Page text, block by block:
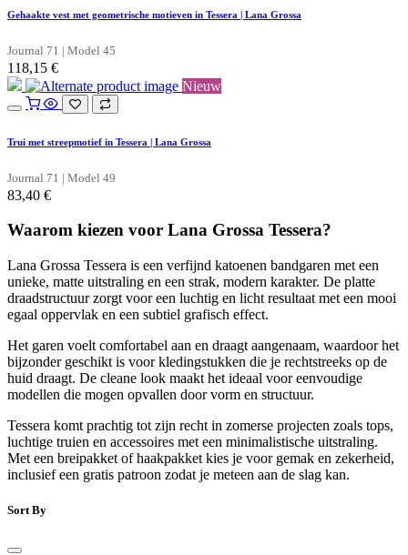
Gehaakte vest met geometrische motieven in Tessera | Lana Grossa
Journal 71 | Model 45
118,15 €
Nieuw
Trui met streepmotief in Tessera | Lana Grossa
Journal 71 | Model 49
83,40 €
Waarom kiezen voor Lana Grossa Tessera?
Lana Grossa Tessera is een verfijnd katoenen bandgaren met een
unieke, matte uitstraling en een strak, modern karakter. De platte
draadstructuur zorgt voor een luchtig en licht resultaat met een mooi
egaal oppervlak en een subtiel grafisch effect.
Het garen voelt comfortabel aan en draagt aangenaam, waardoor het
bijzonder geschikt is voor kledingstukken die je rechtstreeks op de
huid draagt. De cleane look maakt het ideaal voor eenvoudige
modellen die mogen opvallen door vorm en structuur.
Tessera komt prachtig tot zijn recht in zomerse projecten zoals tops,
luchtige truien en accessoires met een minimalistische uitstraling.
Met een breipakket of haakpakket kies je voor gemak en zekerheid,
inclusief een gratis patroon zodat je meteen aan de slag kan.
Sort By